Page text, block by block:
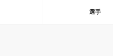
選手